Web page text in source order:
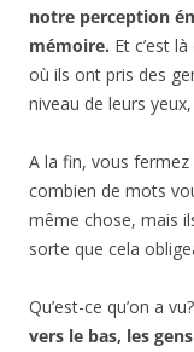
notre perception
mémoire. Et c’est
où ils ont pris des
niveau de leurs
A la fin, vous
combien de mots
même chose, mais
sorte que cela
Qu’est-ce qu’on a
vers le bas, les